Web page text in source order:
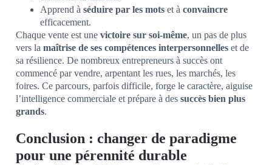
Apprend à séduire par les mots et à convaincre
efficacement.
Chaque vente est une victoire sur soi-même, un pas de plus
vers la maîtrise de ses compétences interpersonnelles et de
sa résilience. De nombreux entrepreneurs à succès ont
commencé par vendre, arpentant les rues, les marchés, les
foires. Ce parcours, parfois difficile, forge le caractère, aiguise
l’intelligence commerciale et prépare à des succès bien plus
grands.
Conclusion : changer de paradigme
pour une pérennité durable